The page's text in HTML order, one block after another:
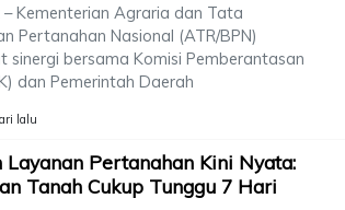
– Kementerian Agraria dan Tata
Pertanahan Nasional (ATR/BPN)
sinergi bersama Komisi Pemberantasan
dan Pemerintah Daerah
lalu
Layanan Pertanahan Kini Nyata:
Tanah Cukup Tunggu 7 Hari